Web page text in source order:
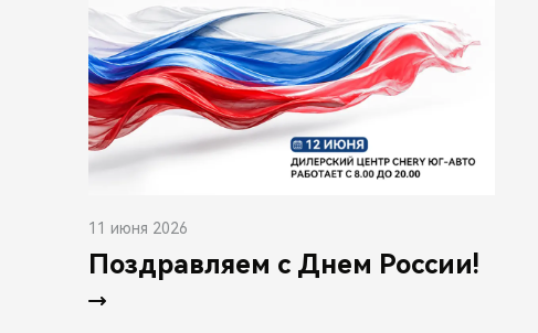
11 июня 2026
Поздравляем с Днем России!